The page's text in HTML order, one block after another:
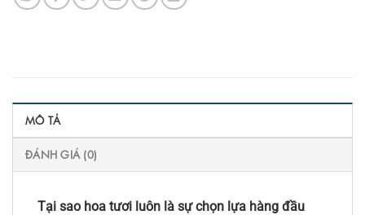
MÔ TẢ
ĐÁNH GIÁ (0)
Tại sao hoa tươi luôn là sự chọn lựa hàng đầu